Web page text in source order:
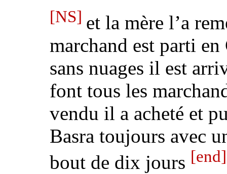
[NS] et la mère l’a
marchand est parti
sans nuages il est
font tous les
vendu il a acheté et
Basra toujours avec
bout de dix jours [end]